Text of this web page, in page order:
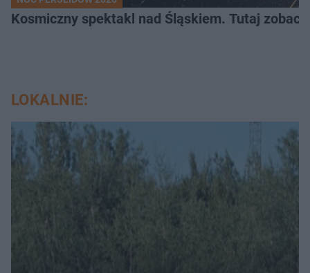
Kosmiczny spektakl nad Śląskiem. Tutaj
LOKALNIE: